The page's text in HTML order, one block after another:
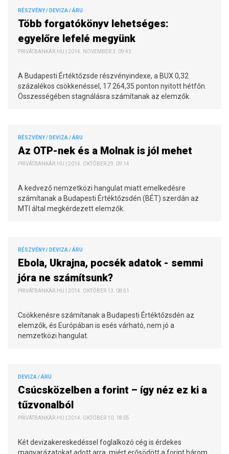
RÉSZVÉNY / DEVIZA / ÁRU
Több forgatókönyv lehetséges:
egyelőre lefelé megyünk
PRIVÁTBANKÁR.HU | 2014. NOVEMBER 3. 09:43
A Budapesti Értéktőzsde részvényindexe, a BUX 0,32
százalékos csökkenéssel, 17 264,35 ponton nyitott hétfőn.
Összességében stagnálásra számítanak az elemzők.
RÉSZVÉNY / DEVIZA / ÁRU
Az OTP-nek és a Molnak is jól mehet
PRIVÁTBANKÁR.HU | 2014. OKTÓBER 29. 09:14
A kedvező nemzetközi hangulat miatt emelkedésre
számítanak a Budapesti Értéktőzsdén (BÉT) szerdán az
MTI által megkérdezett elemzők.
RÉSZVÉNY / DEVIZA / ÁRU
Ebola, Ukrajna, pocsék adatok - semmi
jóra ne számítsunk?
PRIVÁTBANKÁR.HU | 2014. OKTÓBER 13. 08:51
Csökkenésre számítanak a Budapesti Értéktőzsdén az
elemzők, és Európában is esés várható, nem jó a
nemzetközi hangulat.
DEVIZA / ÁRU
Csúcsközelben a forint – így néz ez ki a
tűzvonalból
PRIVÁTBANKÁR.HU | 2014. OKTÓBER 10. 18:05
Két devizakereskedéssel foglalkozó cég is érdekes